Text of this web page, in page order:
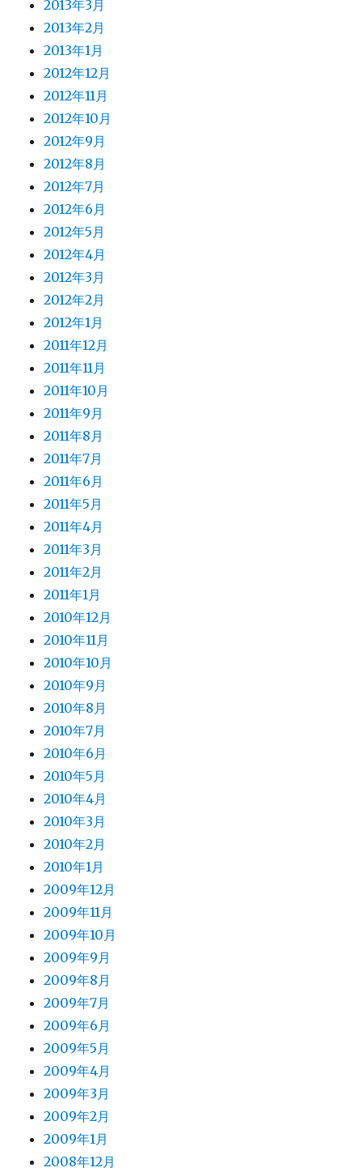
2013年3月
2013年2月
2013年1月
2012年12月
2012年11月
2012年10月
2012年9月
2012年8月
2012年7月
2012年6月
2012年5月
2012年4月
2012年3月
2012年2月
2012年1月
2011年12月
2011年11月
2011年10月
2011年9月
2011年8月
2011年7月
2011年6月
2011年5月
2011年4月
2011年3月
2011年2月
2011年1月
2010年12月
2010年11月
2010年10月
2010年9月
2010年8月
2010年7月
2010年6月
2010年5月
2010年4月
2010年3月
2010年2月
2010年1月
2009年12月
2009年11月
2009年10月
2009年9月
2009年8月
2009年7月
2009年6月
2009年5月
2009年4月
2009年3月
2009年2月
2009年1月
2008年12月